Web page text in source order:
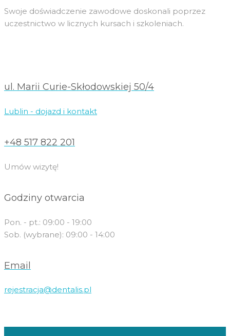
Swoje doświadczenie zawodowe doskonali poprzez
uczestnictwo w licznych kursach i szkoleniach.
ul. Marii Curie-Skłodowskiej 50/4
Lublin - dojazd i kontakt
+48 517 822 201
Umów wizytę!
Godziny otwarcia
Pon. - pt.: 09:00 - 19:00
Sob. (wybrane): 09:00 - 14:00
Email
rejestracja@dentalis.pl